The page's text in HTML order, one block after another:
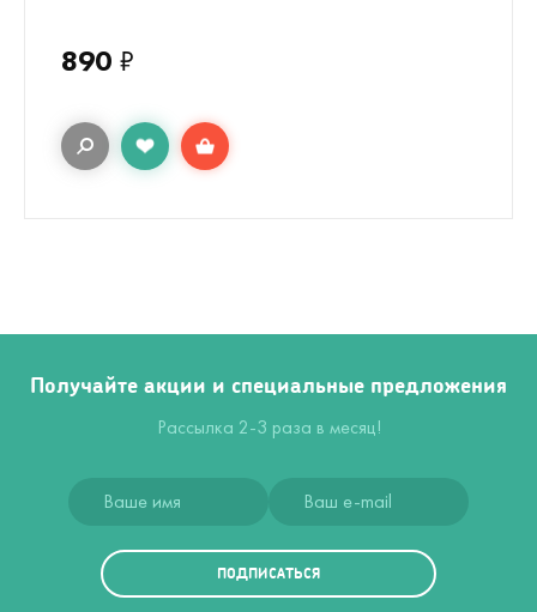
890 ₽
Получайте акции и специальные предложения
Рассылка 2-3 раза в месяц!
ПОДПИСАТЬСЯ